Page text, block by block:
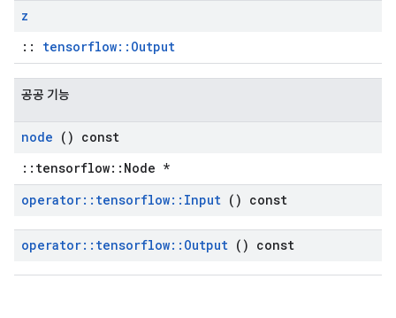
z
:: tensorflow::Output
공공 기능
node () const
::tensorflow::Node *
operator:: tensorflow:: Input () const
operator:: tensorflow:: Output () const